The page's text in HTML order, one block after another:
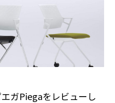
ガPiegaをレビューし